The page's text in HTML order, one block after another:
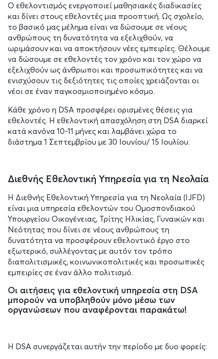
Ο εθελοντισμός ενεργοποιεί μαθησιακές διαδικασίες
και δίνει στους εθελοντές μια προοπτική. Ως σχολείο,
το βασικό μας μέλημα είναι να δώσουμε σε νέους
ανθρώπους τη δυνατότητα να εξελιχθούν, να
ωριμάσουν και να αποκτήσουν νέες εμπειρίες. Θέλουμε
να δώσουμε σε εθελοντές τον χρόνο και τον χώρο να
εξελιχθούν ως άνθρωποι και προσωπικότητες και να
ενισχύσουν τις δεξιότητες τις οποίες χρειάζονται οι
νέοι σε έναν παγκοσμιοποιημένο κόσμο.
Κάθε χρόνο η DSA προσφέρει ορισμένες θέσεις για
εθελοντές. Η εθελοντική απασχόληση στη DSA διαρκεί
κατά κανόνα 10-11 μήνες και λαμβάνει χώρα το
διάστημα 1 Σεπτεμβρίου με 30 Ιουνίου/ 15 Ιουλίου.
Διεθνής Εθελοντική Υπηρεσία για τη Νεολαία
Η Διεθνής Εθελοντική Υπηρεσία για τη Νεολαία (IJFD)
είναι μια υπηρεσία εθελοντών του Ομοσπονδιακού
Υπουργείου Οικογένειας, Τρίτης Ηλικίας, Γυναικών και
Νεότητας που δίνει σε νέους ανθρώπους τη
δυνατότητα να προσφέρουν εθελοντικό έργο στο
εξωτερικό, συλλέγοντας με αυτόν τον τρόπο
διαπολιτισμικές, κοινωνικοπολιτικές και προσωπικές
εμπειρίες σε έναν άλλο πολιτισμό.
Οι αιτήσεις για εθελοντική υπηρεσία στη DSA
μπορούν να υποβληθούν μόνο μέσω των
οργανώσεων που αναφέρονται παρακάτω!
Η DSA συνεργάζεται αυτήν την περίοδο με δυο φορείς: